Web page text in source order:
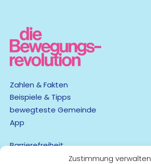
Zustimmung verwalten
Zahlen & Fakten
Beispiele & Tipps
bewegteste Gemeinde
App
Barrierefreiheit